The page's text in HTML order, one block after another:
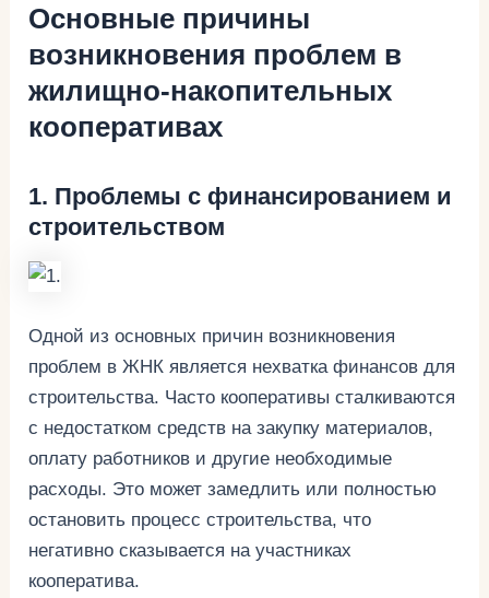
Основные причины
возникновения проблем в
жилищно-накопительных
кооперативах
1. Проблемы с финансированием и
строительством
Одной из основных причин возникновения
проблем в ЖНК является нехватка финансов для
строительства. Часто кооперативы сталкиваются
с недостатком средств на закупку материалов,
оплату работников и другие необходимые
расходы. Это может замедлить или полностью
остановить процесс строительства, что
негативно сказывается на участниках
кооператива.